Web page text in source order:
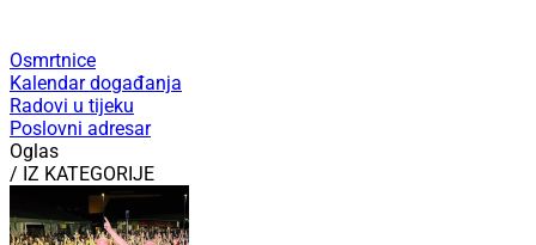
Osmrtnice
Kalendar događanja
Radovi u tijeku
Poslovni adresar
Oglas
/ IZ KATEGORIJE